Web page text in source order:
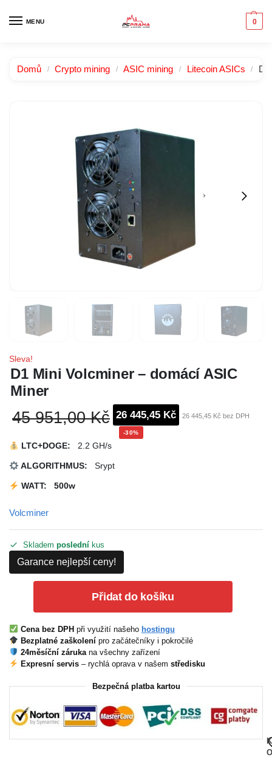
MENU 0
Domů / Crypto mining / ASIC mining / Litecoin ASICs /
Sleva!
D1 Mini Volcminer – domácí ASIC
Miner
45 951,00 Kč 26 445,45 Kč 26 445,45 Kč bez DPH
-30%
LTC+DOGE: 2.2 GH/s
ALGORITHMUS: Srypt
WATT: 500w
Volcminer
Skladem poslední kus
Garance nejlepší ceny!
Přidat do košíku
K
Cena bez DPH při využití našeho hostingu
Bezplatné zaškolenípro začátečníky i pokročilé
24měsíční zárukana všechny zařízení
Expresní servis– rychlá oprava v našem středisku
Bezpečná platba kartou